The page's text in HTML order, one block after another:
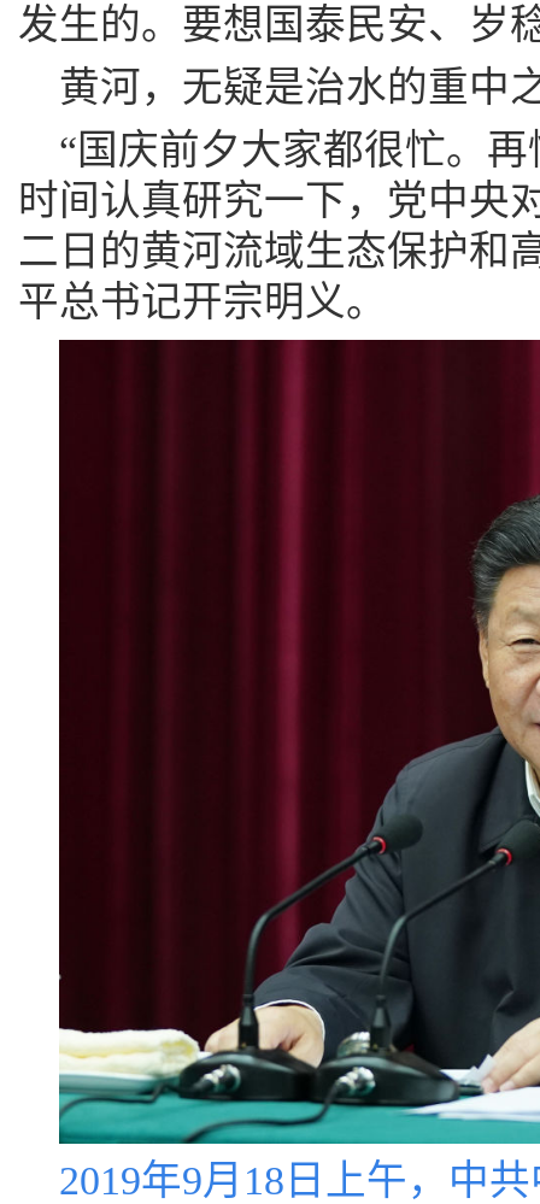
发生的。要想国泰民安、岁
黄河，无疑是治水的重中
“国庆前夕大家都很忙。
时间认真研究一下，党中央
二日的黄河流域生态保护和
平总书记开宗明义。
2019年9月18日上午，中